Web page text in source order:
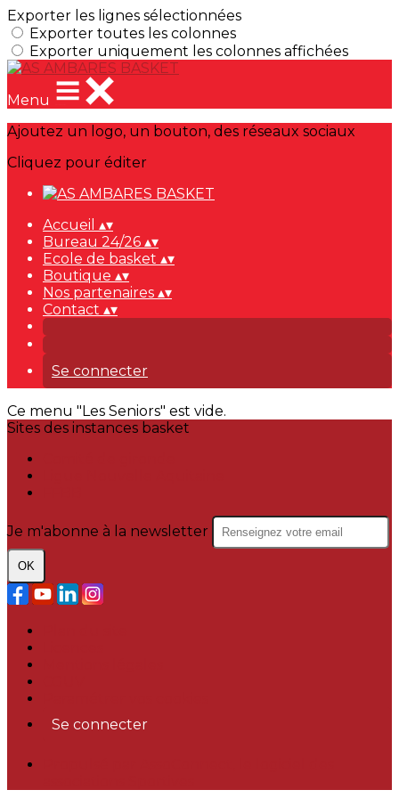
Exporter les lignes sélectionnées
Exporter toutes les colonnes
Exporter uniquement les colonnes affichées
Menu
Ajoutez un logo, un bouton, des réseaux sociaux
Cliquez pour éditer
Accueil ▴▾
Bureau 24/26 ▴▾
Ecole de basket ▴▾
Boutique ▴▾
Nos partenaires ▴▾
Contact ▴▾
Se connecter
Ce menu "Les Seniors" est vide.
Sites des instances basket
Je m'abonne à la newsletter
OK
Se connecter